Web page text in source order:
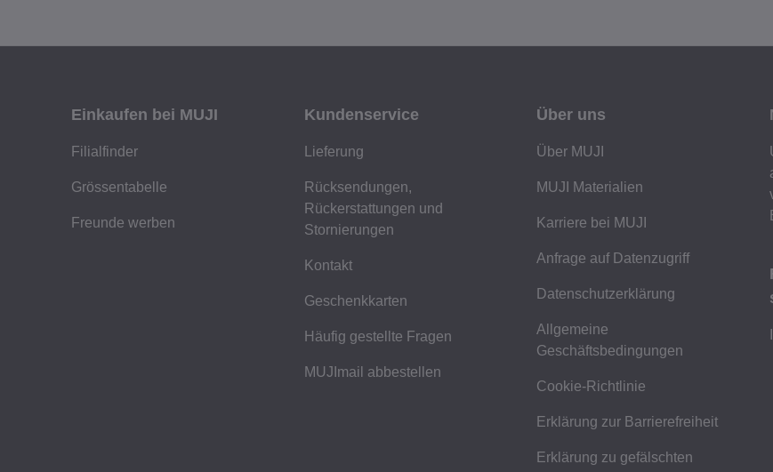
Einkaufen bei MUJI
Filialfinder
Grössentabelle
Freunde werben
Kundenservice
Lieferung
Rücksendungen,
Rückerstattungen und
Stornierungen
Kontakt
Geschenkkarten
Häufig gestellte Fragen
MUJImail abbestellen
Über uns
Über MUJI
MUJI Materialien
Karriere bei MUJI
Anfrage auf Datenzugriff
Datenschutzerklärung
Allgemeine
Geschäftsbedingungen
Cookie-Richtlinie
Erklärung zur Barrierefreiheit
Erklärung zu gefälschten